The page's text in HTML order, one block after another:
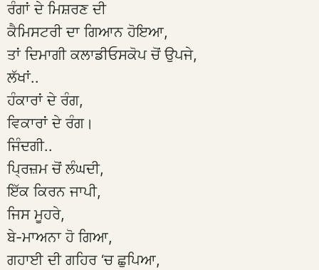
ਰੰਗਾਂ ਦੇ ਮਿਸ਼ਰਣ ਦੀ
ਕੈਮਿਸਟਰੀ ਦਾ ਗਿਆਨ ਹੋਇਆ,
ਤਾਂ ਦਿਮਾਗੀ ਕਲਾਡੀਓਸਕੋਪ ਚੋਂ ਉਪਜੇ,
ਲੱਖਾਂ..
ਹੰਕਾਰਾਂ ਦੇ ਰੰਗ,
ਵਿਕਾਰਾਂ ਦੇ ਰੰਗ।
ਜਿੰਦਗੀ..
ਪ੍ਰਿਜ਼ਮ ਚੋਂ ਲੰਘਦੀ,
ਇੱਕ ਕਿਰਨ ਜਾਪੀ,
ਜਿਸ ਮੂਹਰੇ,
ਬੇ-ਮਾਅਨਾ ਹੋ ਗਿਆ,
ਗਹਾਈ ਦੀ ਗਹਿਰ ‘ਚ ਛੁਪਿਆ,